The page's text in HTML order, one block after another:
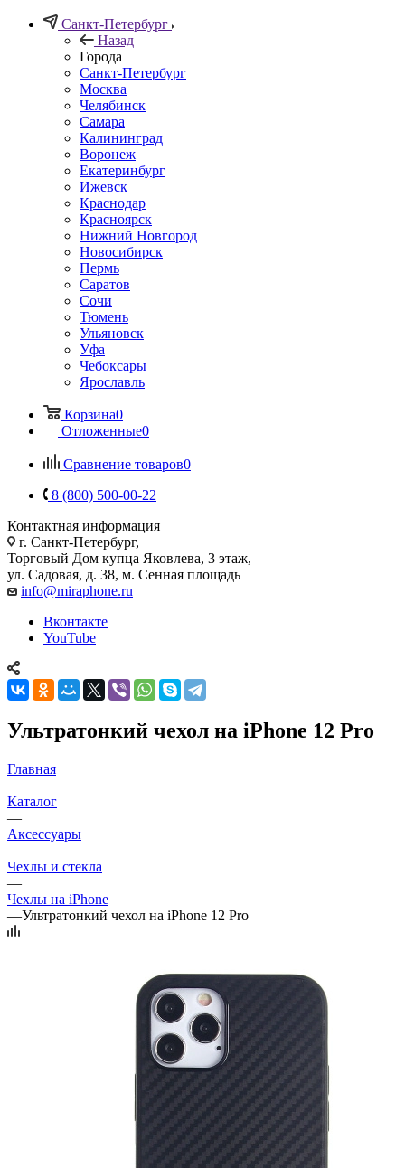
Санкт-Петербург
Назад
Города
Санкт-Петербург
Москва
Челябинск
Самара
Калининград
Воронеж
Екатеринбург
Ижевск
Краснодар
Красноярск
Нижний Новгород
Новосибирск
Пермь
Саратов
Сочи
Тюмень
Ульяновск
Уфа
Чебоксары
Ярославль
Корзина0
Отложенные0
Сравнение товаров0
8 (800) 500-00-22
Контактная информация
г. Санкт-Петербург,
Торговый Дом купца Яковлева, 3 этаж,
ул. Садовая, д. 38, м. Сенная площадь
info@miraphone.ru
Вконтакте
YouTube
Ультратонкий чехол на iPhone 12 Pro
Главная
—
Каталог
—
Аксессуары
—
Чехлы и стекла
—
Чехлы на iPhone
—Ультратонкий чехол на iPhone 12 Pro